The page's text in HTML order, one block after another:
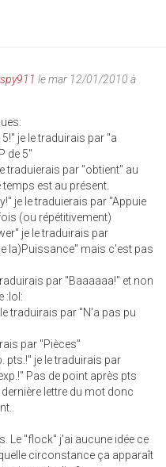
le mar 12/01/2010 à
je le traduirais par "a
de 5"
traduierais par "obtient" au
temps est au présent.
je le traduierais par "Appuie
(ou répétitivement)
je le traduirais par
la)Puissance" mais c'est pas
par "Baaaaaa!" et non
:lol:
traduirais par "N'a pas pu
par "Pièces"
pts.!" je le traduirais par
Pas de point après pts
lettre du mot donc
Le "flock" j'ai aucune idée ce
circonstance ça apparaît